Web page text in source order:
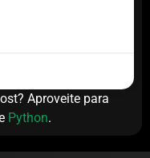
Aproveite para
Python.